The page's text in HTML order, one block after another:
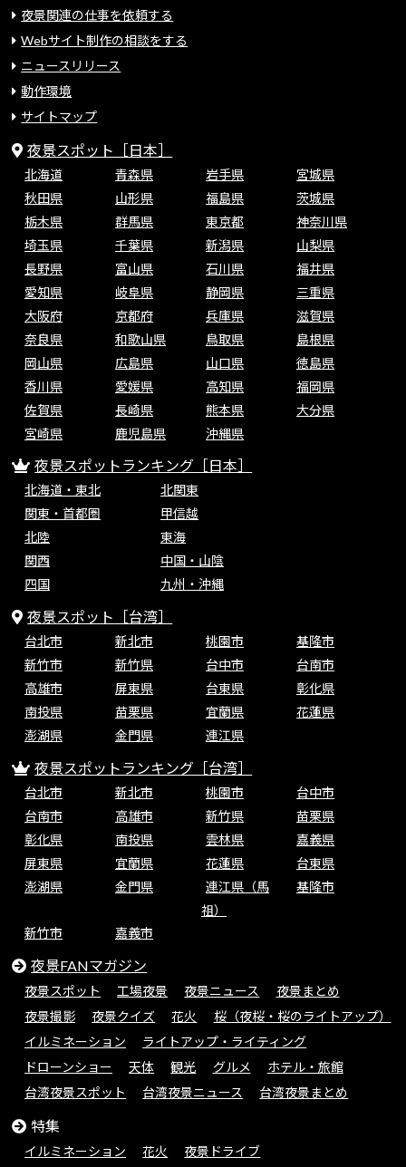
夜景関連の仕事を依頼する
Webサイト制作の相談をする
ニュースリリース
動作環境
サイトマップ
夜景スポット［日本］
北海道 青森県 岩手県
宮城県
秋田県
山形県 福島県
茨城県
栃木県
群馬県 東京都
神奈川県
埼玉県
千葉県 新潟県
山梨県
長野県
富山県 石川県
福井県
愛知県
岐阜県 静岡県
三重県
大阪府
京都府 兵庫県
滋賀県
奈良県
和歌山県 鳥取県
島根県
岡山県
広島県 山口県
徳島県
香川県
愛媛県 高知県
福岡県
佐賀県
長崎県 熊本県
大分県
宮崎県
鹿児島県 沖縄県
夜景スポットランキング［日本］
北海道・東北
北関東
関東・首都圏
甲信越
北陸
東海
関西
中国・山陰
四国
九州・沖縄
夜景スポット［台湾］
台北市 新北市 桃園市
基隆市
新竹市
新竹県 台中市
台南市
高雄市
屏東県 台東県
彰化県
南投県
苗栗県 宜蘭県
花蓮県
澎湖県
金門県 連江県
夜景スポットランキング［台湾］
台北市 新北市 桃園市
台中市
台南市
高雄市 新竹県
苗栗県
彰化県
南投県 雲林県
嘉義県
屏東県
宜蘭県 花蓮県
台東県
澎湖県
金門県
連江県（馬
祖）
基隆市
新竹市 嘉義市
夜景FANマガジン
夜景スポット 工場夜景 夜景ニュース
夜景まとめ
夜景撮影
夜景クイズ 花火
桜（夜桜・桜のライトアップ）
イルミネーション
ライトアップ・ライティング
ドローンショー
天体 観光 グルメ
ホテル・旅館
台湾夜景スポット
台湾夜景ニュース 台湾夜景まとめ
特集
イルミネーション 花火 夜景ドライブ